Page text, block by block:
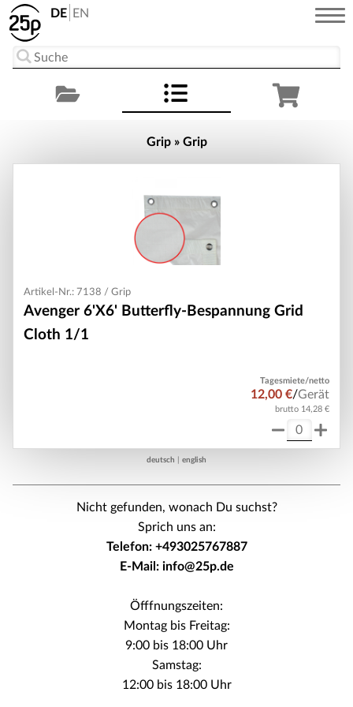
Grip » Grip
Artikel-Nr.: 7138 / Grip
Avenger 6'X6' Butterfly-Bespannung Grid
Cloth 1/1
Tagesmiete/netto
12,00 €/Gerät
brutto 14,28 €
deutsch english
Nicht gefunden, wonach Du suchst?
Sprich uns an:
Telefon: +493025767887
E-Mail: info@25p.de
Öfffnungszeiten:
Montag bis Freitag:
9:00 bis 18:00 Uhr
Samstag:
12:00 bis 18:00 Uhr
DE EN